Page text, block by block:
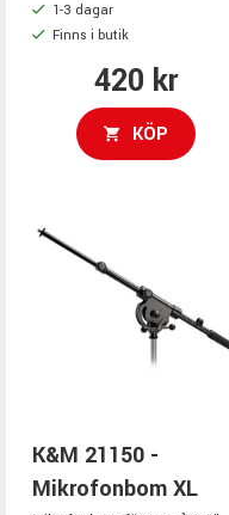
1-3 dagar
Finns i butik
420 kr
KÖP
K&M 21150 -
Mikrofonbom XL